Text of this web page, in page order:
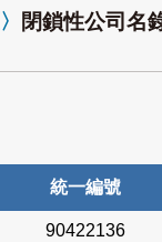
〉 閉鎖性公司名
統一編號
90422136